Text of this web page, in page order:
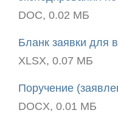
DOC, 0.02 МБ
Бланк заявки для
XLSX, 0.07 МБ
Поручение
DOCX, 0.01 МБ